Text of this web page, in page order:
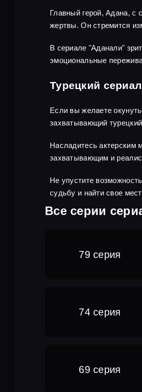
Главный герой, Адана, с
жертвы. Он стремится
В сериале "Аданали"
эмоциональные
Турецкий
Если вы желаете
захватывающий
Насладитесь актерским
захватывающим и
Не упустите
судьбу и найти свое
Все серии
79 серия
74 серия
69 серия